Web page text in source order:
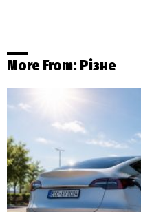
More From: Різне